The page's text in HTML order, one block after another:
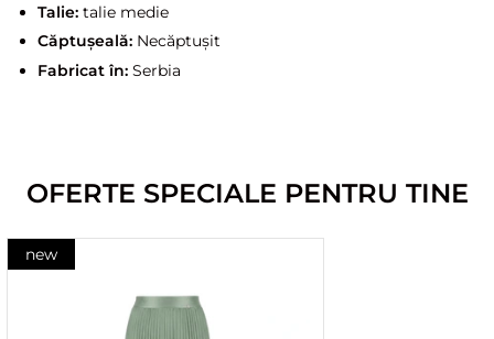
Talie:talie medie
Căptușeală:Necăptușit
Fabricat în:Serbia
OFERTE SPECIALE PENTRU TINE
new